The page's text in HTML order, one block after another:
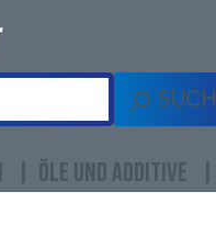
ÖLE UND ADDITIVE